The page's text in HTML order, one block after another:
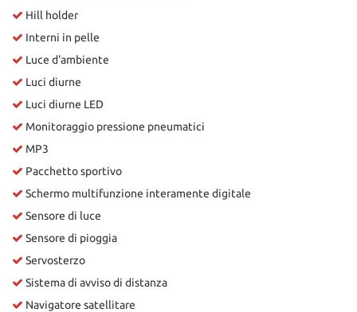
Hill holder
Interni in pelle
Luce d'ambiente
Luci diurne
Luci diurne LED
Monitoraggio pressione pneumatici
MP3
Pacchetto sportivo
Schermo multifunzione interamente digitale
Sensore di luce
Sensore di pioggia
Servosterzo
Sistema di avviso di distanza
Navigatore satellitare